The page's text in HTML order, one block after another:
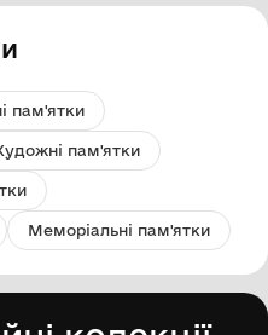
пам'ятки
пам'ятки
Меморіальні пам'ятки